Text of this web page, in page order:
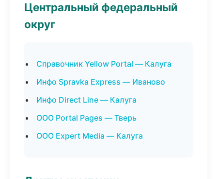
Центральный федеральный
округ
Справочник Yellow Portal — Калуга
Инфо Spravka Express — Иваново
Инфо Direct Line — Калуга
ООО Portal Pages — Тверь
ООО Expert Media — Калуга